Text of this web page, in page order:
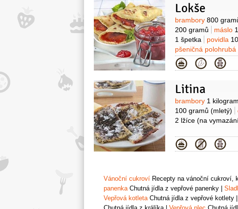
Lokše
Suroviny
brambory 800
200 gramů
máslo
1 špetka
povidla
pšeničná polohrubá
Kategorie
Litina
Suroviny
brambory 1 kilogram
100 gramů (mletý)
2 lžíce (na
Kategorie
Vánoční cukroví Recepty na vánoční cukroví,
panenka Chutná jídla z vepřové panenky
Vepřová kotleta Chutná jídla z vepřové kotlety